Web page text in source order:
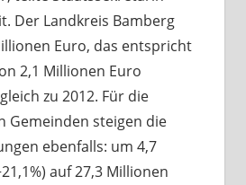
Der Landkreis Bamberg
Euro, das entspricht
2,1 Millionen Euro
zu 2012. Für die
Gemeinden steigen die
ebenfalls: um 4,7
auf 27,3 Millionen